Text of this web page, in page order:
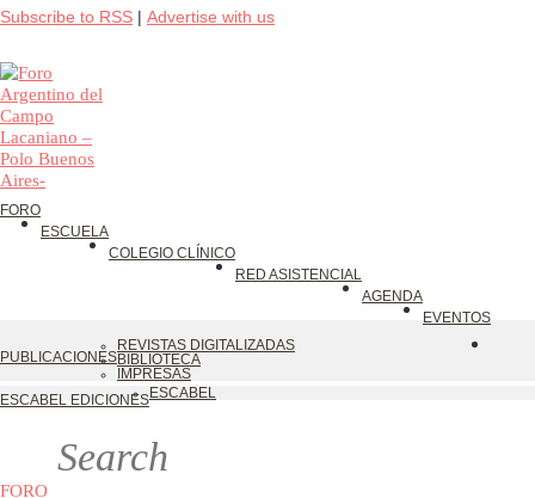
Subscribe to RSS |Advertise with us
FORO
ESCUELA
COLEGIO CLÍNICO
RED ASISTENCIAL
AGENDA
PUBLICACIONES
REVISTAS DIGITALIZADAS
BIBLIOTECA
IMPRESAS